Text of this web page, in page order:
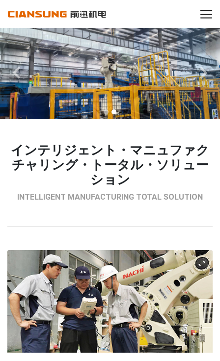
Previous Next
インテリジェント・マニュファク
チャリング・トータル・ソリュー
ション
INTELLIGENT MANUFACTURING TOTAL SOLUTION